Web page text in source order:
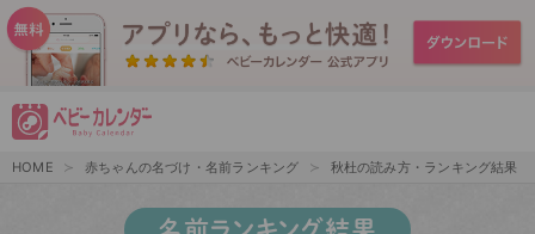
HOME 赤ちゃんの名づけ・名前ランキング 秋杜の読み方・ランキング結果